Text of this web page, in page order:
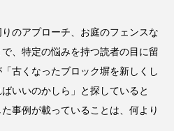
のアプローチ、お庭のフェンスな
、特定の悩みを持つ読者の目に留
古くなったブロック塀を新しくし
いいのかしら」と探していると
事例が載っていることは、何より